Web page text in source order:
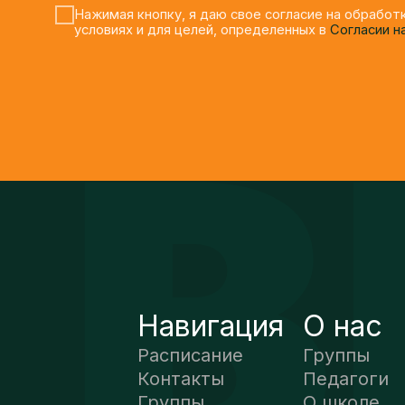
Навигация
Расписание
Контакты
О нас
Группы
Педагоги